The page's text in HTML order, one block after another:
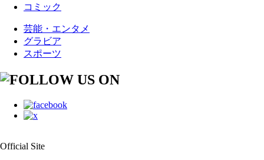
コミック
芸能・エンタメ
グラビア
スポーツ
Official Site